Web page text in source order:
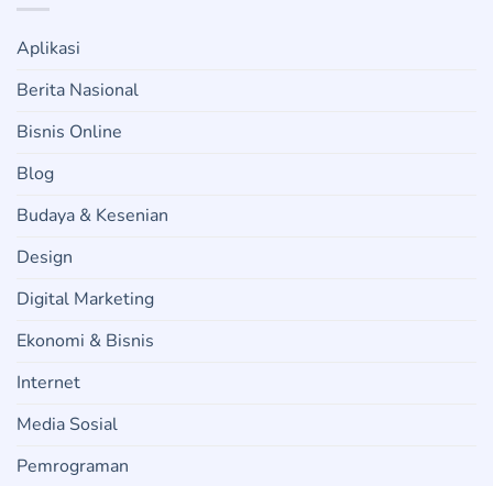
Aplikasi
Berita Nasional
Bisnis Online
Blog
Budaya & Kesenian
Design
Digital Marketing
Ekonomi & Bisnis
Internet
Media Sosial
Pemrograman